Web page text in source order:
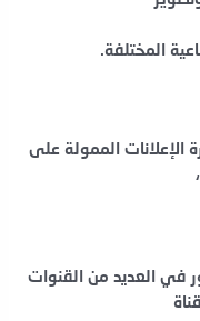
المختلفة.
الإعلانات الممولة على
في العديد من القنوات